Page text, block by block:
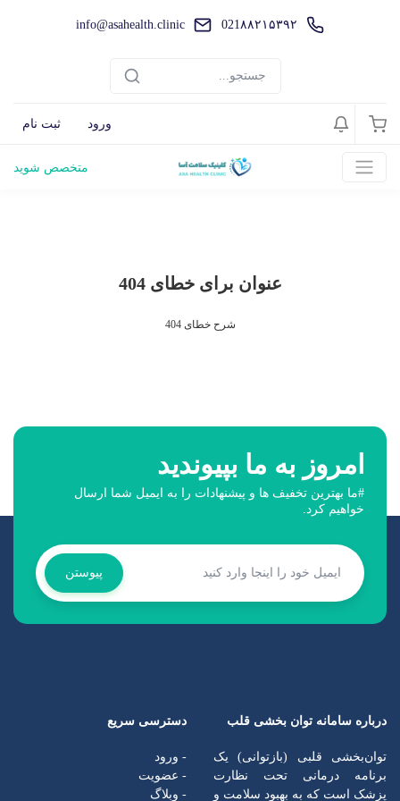
021۸۸۲۱۵۳۹۲ info@asahealth.clinic
ورود ثبت نام
متخصص شوید
عنوان برای خطای 404
شرح خطای 404
امروز به ما بپیوندید
#ما بهترین تخفیف ها و پیشنهادات را به ایمیل شما ارسال
خواهیم کرد.
پیوستن
درباره سامانه توان بخشی قلب
توان‌بخشی قلبی (بازتوانی) یک
برنامه درمانی تحت نظارت
پزشک است که به بهبود سلامت و
دسترسی سریع
- ورود
- عضویت
- وبلاگ